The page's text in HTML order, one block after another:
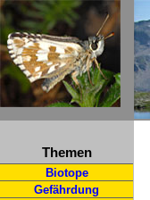
Themen
Biotope
Gefährdung